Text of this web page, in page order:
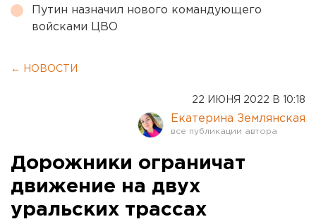
Путин назначил нового командующего
войсками ЦВО
← НОВОСТИ
22 ИЮНЯ 2022 В 10:18
Екатерина Землянская
Дорожники ограничат
движение на двух
уральских трассах